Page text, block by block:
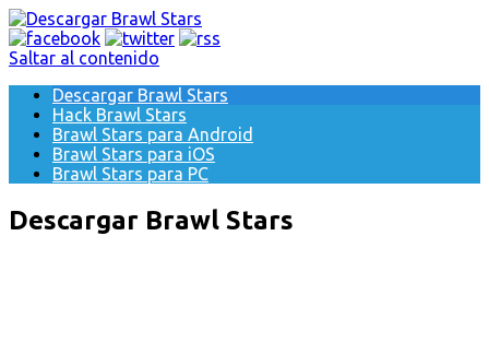
Saltar al contenido
Descargar Brawl Stars
Hack Brawl Stars
Brawl Stars para Android
Brawl Stars para iOS
Brawl Stars para PC
Descargar Brawl Stars